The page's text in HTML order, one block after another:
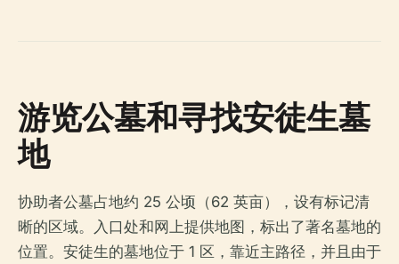
游览公墓和寻找安徒生墓
地
协助者公墓占地约 25 公顷（62 英亩），设有标记清
晰的区域。入口处和网上提供地图，标出了著名墓地的
位置。安徒生的墓地位于 1 区，靠近主路径，并且由于